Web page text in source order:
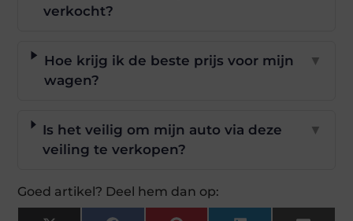
verkocht?
Hoe krijg ik de beste prijs voor mijn
wagen?
▼
Is het veilig om mijn auto via deze
veiling te verkopen?
▼
Goed artikel? Deel hem dan op: